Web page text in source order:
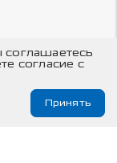
согласие с
Принять